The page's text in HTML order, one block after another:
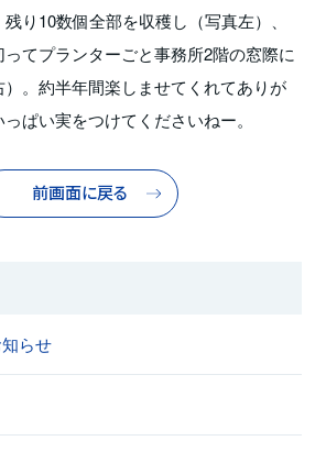
り10数個全部を収穫し（写真左）、
てプランターごと事務所2階の窓際に
。約半年間楽しませてくれてありが
ぱい実をつけてくださいねー。
前画面に戻る
らせ